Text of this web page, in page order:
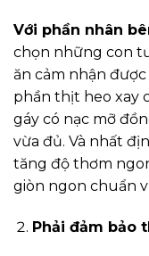
Với phần nhân
chọn những con
ăn cảm nhận
phần thịt heo xay
gáy có nạc mỡ
vừa đủ. Và nhất
tăng độ thơm
giòn ngon chuẩn
Phải đảm bảo